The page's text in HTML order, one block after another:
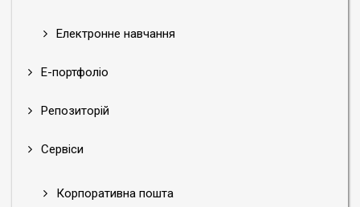
Електронне навчання
Е-портфоліо
Репозиторій
Сервіси
Корпоративна пошта